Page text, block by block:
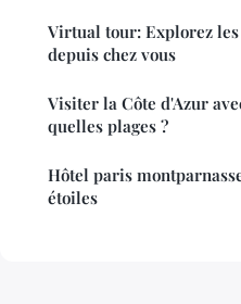
Virtual tour: Explorez
depuis chez vous
Visiter la Côte d'Azur
quelles plages ?
Hôtel paris
étoiles